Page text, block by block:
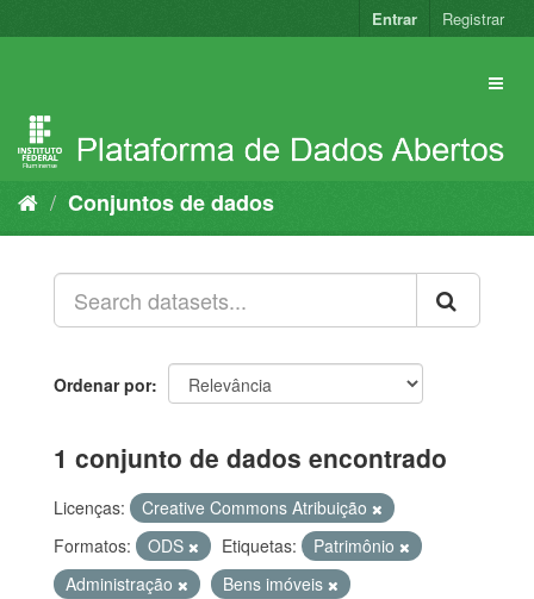
para
Entrar Registrar
Conjuntos de dados
Ordenar por
1 conjunto de dados encontrado
Licenças:
Creative Commons Atribuição
Formatos:
ODS Etiquetas:
Patrimônio
Administração
Bens imóveis